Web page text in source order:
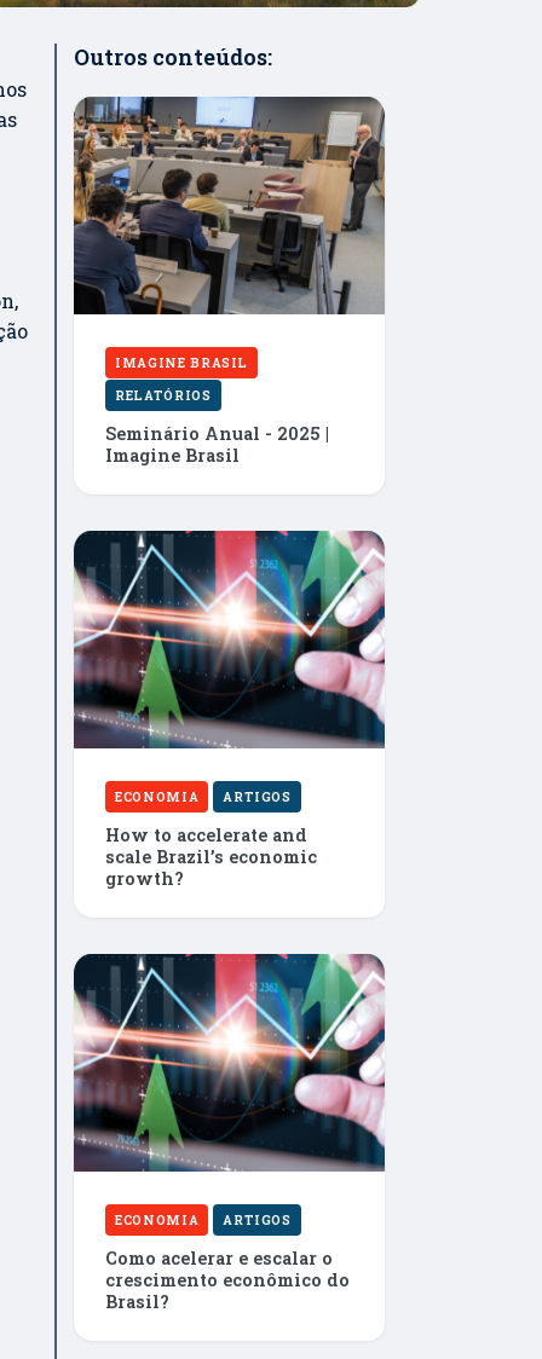
Outros conteúdos:
IMAGINE BRASIL
RELATÓRIOS
Seminário Anual - 2025 |
Imagine Brasil
ECONOMIA ARTIGOS
How to accelerate and
scale Brazil’s economic
growth?
ECONOMIA ARTIGOS
Como acelerar e escalar o
crescimento econômico do
Brasil?